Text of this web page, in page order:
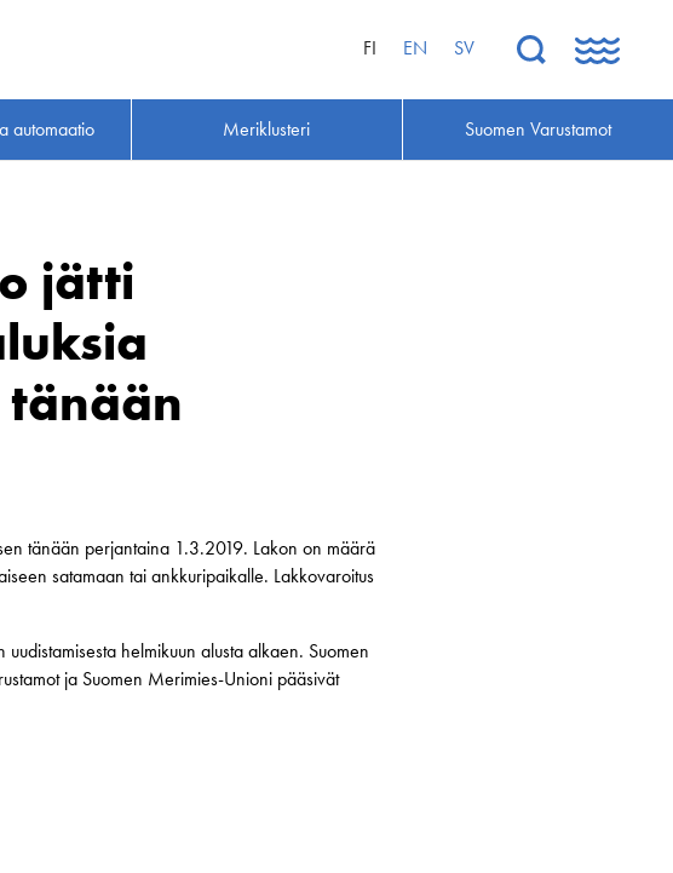
FI EN SV
automaatio Meriklusteri Suomen Varustamot
jätti
tänään perjantaina 1.3.2019. Lakon on määrä
satamaan tai ankkuripaikalle. Lakkovaroitus
helmikuun alusta alkaen. Suomen
ja Suomen Merimies-Unioni pääsivät